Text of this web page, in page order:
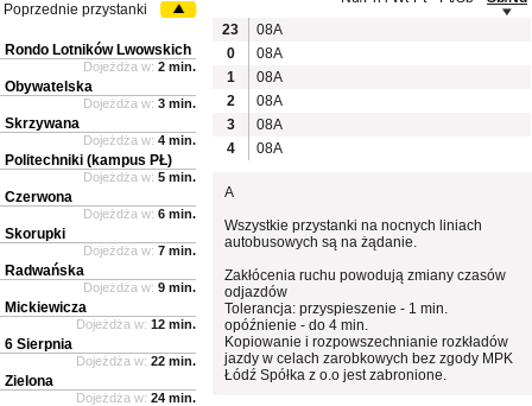
23
08A
0
08A
1
08A
2
08A
3
08A
4
08A
A
Wszystkie przystanki na nocnych liniach
autobusowych są na żądanie.
Zakłócenia ruchu powodują zmiany czasów
odjazdów
Tolerancja: przyspieszenie - 1 min.
opóźnienie - do 4 min.
Kopiowanie i rozpowszechnianie rozkładów
jazdy w celach zarobkowych bez zgody MPK
Łódź Spółka z o.o jest zabronione.
Poprzednie przystanki
Rondo Lotników Lwowskich
Dojeżdża w: 2 min.
Obywatelska
Dojeżdża w: 3 min.
Skrzywana
Dojeżdża w: 4 min.
Politechniki (kampus PŁ)
Dojeżdża w: 5 min.
Czerwona
Dojeżdża w: 6 min.
Skorupki
Dojeżdża w: 7 min.
Radwańska
Dojeżdża w: 9 min.
Mickiewicza
Dojeżdża w: 12 min.
6 Sierpnia
Dojeżdża w: 22 min.
Zielona
Dojeżdża w: 24 min.